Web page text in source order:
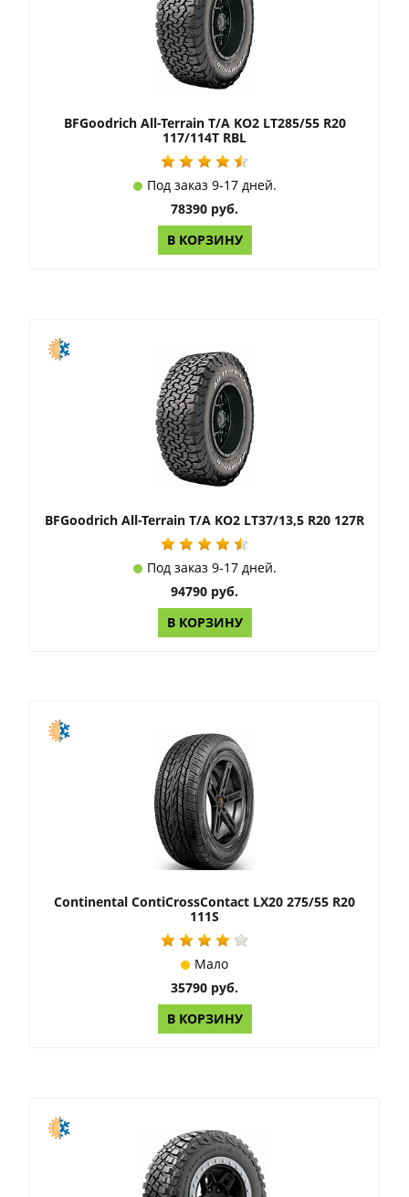
BFGoodrich All-Terrain T/A KO2 LT285/55 R20
117/114T RBL
Под заказ 9-17 дней.
78390 руб.
В КОРЗИНУ
BFGoodrich All-Terrain T/A KO2 LT37/13,5 R20 127R
Под заказ 9-17 дней.
94790 руб.
В КОРЗИНУ
Continental ContiCrossContact LX20 275/55 R20
111S
Мало
35790 руб.
В КОРЗИНУ